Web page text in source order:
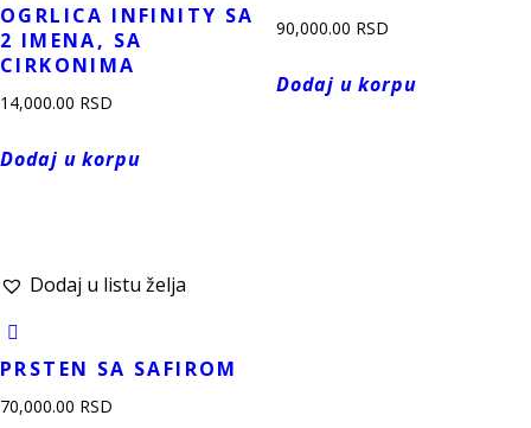
OGRLICA INFINITY SA
2 IMENA, SA
CIRKONIMA
14,000.00 RSD
Dodaj u korpu
90,000.00 RSD
Dodaj u korpu
Dodaj u listu želja
PRSTEN SA SAFIROM
70,000.00 RSD